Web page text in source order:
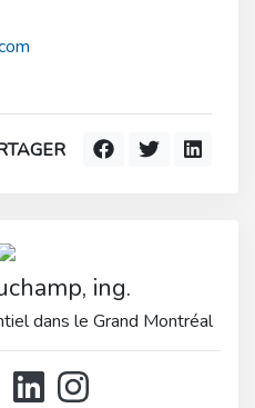
ing.
dans le Grand Montréal